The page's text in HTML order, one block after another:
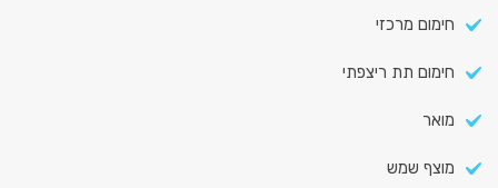
חימום מרכזי
חימום תת ריצפתי
מואר
מוצף שמש